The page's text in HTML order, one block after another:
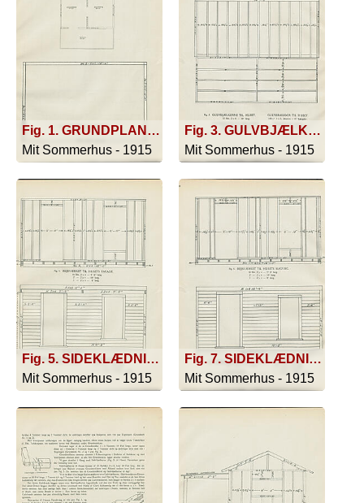
Fig. 1. GRUNDPLAN AF HELE BYGNINGEN. ; Fig. 2. GRUNDPLAN AF FORHUSET. Tømmer: 2 Stk. 4 X 4 - 16' lang. 2 - 4 X 4 - 10' lang.
Mit Sommerhus - 1915
Fig. 3. GULVBJÆLKERNE TIL HUSET. 23 Stk. 2 x 6 - 10 lang. GULVBRÆDDER TIL HUSET. 160□' 1 X 3, skaaren i 16' Længder. GULVBJÆLKER TIL VERANDAEN. 3 Stk. 2 X 6 - 5' 6'' lang. 10 - 2 X 6 - 8' lang. VERANDAENS GULV. 96□' 1 X 3, skaaren i 5' 10'' Længder.
Mit Sommerhus - 1915
Fig. 5. SIDEKLÆDNING TIL HUSETS FACADE. 120 □' skaaren i 16' Længder. PYNTEBRÆDDERNE. 2 Stk. 1 X 6 - 16' 4'' lang. 2 - 1 X 4 - 7' 8'' lang. 1 - 1 X 4 - 18' lang. 1 - 1 X 12 - 12 - 18' lang. > Til Tagskægget
Mit Sommerhus - 1915
Fig. 7. SIDEKLÆDNING TIL HUSETS BAGVÆG. 120 □' skaaren i 16' Længder. PYNTEBRÆDDERNE. Disse Længder benyttes, hvis Tilbygningen ikke opføres samtidig med Forhuset. 2 Stk. 1 X 6 - 16' 4'' lang. 2 - 1 X 4 - 7' 8'' lang. 1 - 1 X 4 - 18' lang. 1 - 1 X 12 - 18' lang. > Til Tagskægget
Mit Sommerhus - 1915